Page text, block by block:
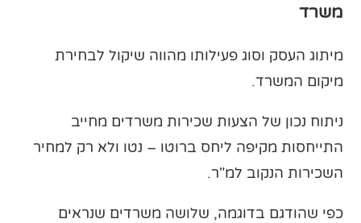
משרד
מיתוג העסק וסוג פעילותו מהווה שיקול לבחירת
מיקום המשרד.
ניתוח נכון של הצעות שכירות משרדים מחייב
התייחסות מקיפה ליחס ברוטו – נטו ולא רק למחיר
השכירות הנקוב למ"ר.
כפי שהודגם בדוגמה, שלושה משרדים שנראים